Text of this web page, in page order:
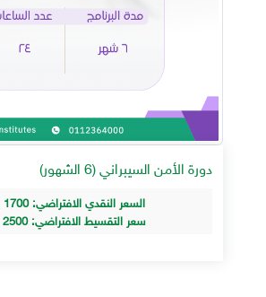
دورة الأمن السيبراني (6 الشهور)
السعر النقدي الافتراضي: 1700
سعر التقسيط الافتراضي: 2500